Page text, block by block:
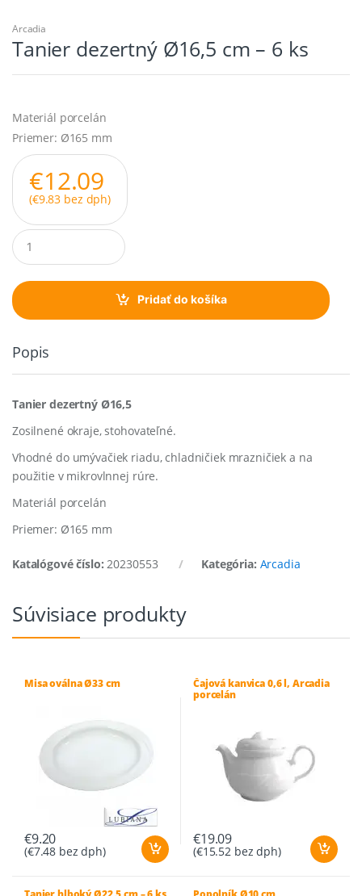
Arcadia
Tanier dezertný Ø16,5 cm – 6 ks
Materiál porcelán
Priemer: Ø165 mm
€12.09
(€9.83 bez dph)
Q
u
a
t
i
Pridať do košíka
Popis
Tanier dezertný Ø16,5
Zosilnené okraje, stohovateľné.
Vhodné do umývačiek riadu, chladničiek mrazničiek a na
použitie v mikrovlnnej rúre.
Materiál porcelán
Priemer: Ø165 mm
Katalógové číslo: 20230553 Kategória: Arcadia
Súvisiace produkty
Misa oválna Ø33 cm
€9.20
(€7.48 bez dph)
Čajová kanvica 0,6 l, Arcadia
porcelán
€19.09
(€15.52 bez dph)